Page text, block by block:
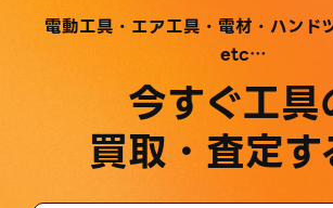
電動工具・エア工具・電材・ハンド
etc…
今すぐ工具
買取・査定す